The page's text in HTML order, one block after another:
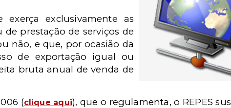
exclusivamente as
de prestação de serviços de
não, e que, por ocasião da
de exportação igual ou
bruta anual de venda de
(clique aqui), que o regulamenta, o REPES